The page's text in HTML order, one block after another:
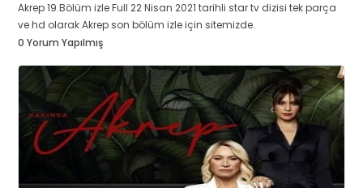
Akrep 19.Bölüm izle Full 22 Nisan 2021 tarihli star tv dizisi tek parça
ve hd olarak Akrep son bölüm izle için sitemizde.
0 Yorum Yapılmış